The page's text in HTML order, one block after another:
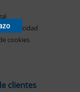
privacidad
cookies
clientes